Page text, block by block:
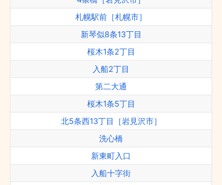
札幌駅前［札幌市］
新琴似8条13丁目
桜木1条2丁目
入船2丁目
第二大通
桜木1条5丁目
北5条西13丁目［岩見沢市］
洗心橋
新東町入口
入船十字街